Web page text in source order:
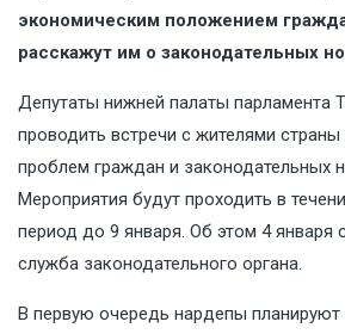
экономическим положением
расскажут им о законодательных
Депутаты нижней палаты парламента
проводить встречи с жителями
проблем граждан и законодательных
Мероприятия будут проходить в
период до 9 января. Об этом 4 января
служба законодательного органа.
В первую очередь нардепы планируют